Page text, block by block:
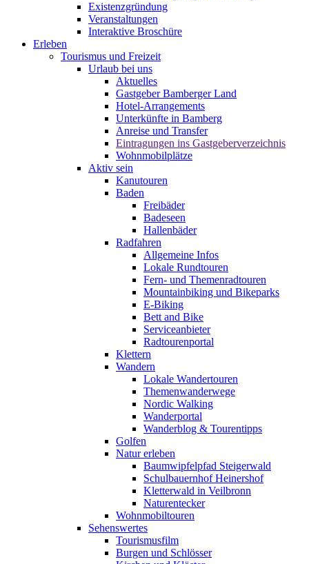
Existenzgründung
Veranstaltungen
Interaktive Broschüre
Erleben
Tourismus und Freizeit
Urlaub bei uns
Aktuelles
Gastgeber Bamberger Land
Hotel-Arrangements
Unterkünfte in Bamberg
Anreise und Transfer
Eintragungen ins Gastgeberverzeichnis
Wohnmobilplätze
Aktiv sein
Kanutouren
Baden
Freibäder
Badeseen
Hallenbäder
Radfahren
Allgemeine Infos
Lokale Rundtouren
Fern- und Themenradtouren
Mountainbiking und Bikeparks
E-Biking
Bett and Bike
Serviceanbieter
Radtourenportal
Klettern
Wandern
Lokale Wandertouren
Themenwanderwege
Nordic Walking
Wanderportal
Wanderblog & Tourentipps
Golfen
Natur erleben
Baumwipfelpfad Steigerwald
Schulbauernhof Heinershof
Kletterwald in Veilbronn
Naturentecker
Wohnmobiltouren
Sehenswertes
Tourismusfilm
Burgen und Schlösser